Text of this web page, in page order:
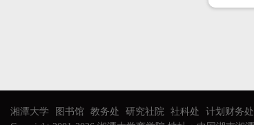
湘潭大学 图书馆 教务处 研究社院 社科处
计划财务处